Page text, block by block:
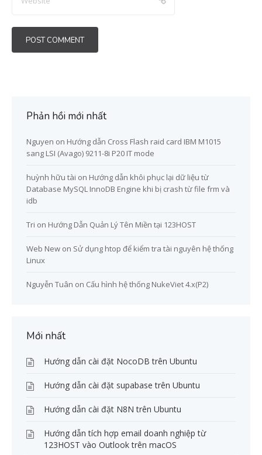
Phản hồi mới nhất
Nguyen on Hướng dẫn Cross Flash raid card IBM M1015
sang LSI (Avago) 9211-8i P20 IT mode
huỳnh hữu tài on Hướng dẫn khôi phục lại dữ liệu từ
Database MySQL InnoDB Engine khi bị crash từ file frm và
idb
Tri on Hướng Dẫn Quản Lý Tên Miền tại 123HOST
Web New on Sử dụng htop để kiểm tra tài nguyên hệ thống
Linux
Nguyễn Tuân on Cấu hình hệ thống NukeViet 4.x(P2)
Mới nhất
Hướng dẫn cài đặt NocoDB trên Ubuntu
Hướng dẫn cài đặt supabase trên Ubuntu
Hướng dẫn cài đặt N8N trên Ubuntu
Hướng dẫn tích hợp email doanh nghiệp từ
123HOST vào Outlook trên macOS